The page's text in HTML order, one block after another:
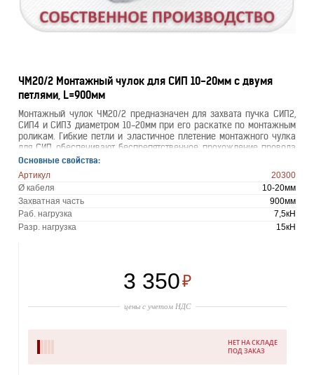
ЧМ20/2 Монтажный чулок для СИП 10-20мм с двумя
петлями, L=900мм
Монтажный чулок ЧМ20/2 предназначен для захвата пучка СИП2,
СИП4 и СИП3 диаметром 10-20мм при его раскатке по монтажным
роликам. Гибкие петли и эластичное плетение монтажного чулка
для СИП обеспечивают беспрепятственное прохождение провода
по раскаточным роликам и его надежный захват.
Основные свойства:
Артикул
20300
Ø кабеля
10-20мм
Захватная часть
900мм
Раб. нагрузка
7,5кН
Разр. нагрузка
15кН
3 350₽
цены с учетом НДС
НЕТ НА СКЛАДЕ
ПОД ЗАКАЗ